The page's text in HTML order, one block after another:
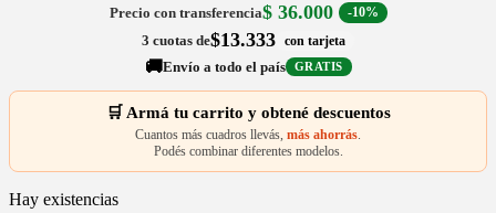
Precio con transferencia$ 36.000 -10%
3 cuotas de$13.333 con tarjeta
🚚Envío a todo el país GRATIS
🛒 Armá tu carrito y obtené descuentos
Cuantos más cuadros llevás, más ahorrás.
Podés combinar diferentes modelos.
Hay existencias